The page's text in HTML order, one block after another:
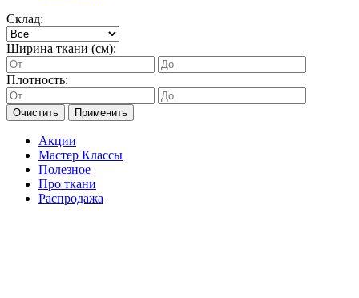
Склад:
Ширина ткани (см):
Плотность:
Очистить Применить
Акции
Мастер Классы
Полезное
Про ткани
Распродажа